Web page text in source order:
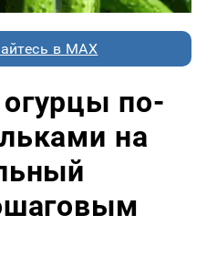
в MAX
по-
на